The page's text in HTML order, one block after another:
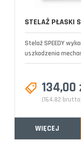
STELAŻ PŁASKI
Stelaż SPEEDY
uszkodzenia
134,00
(164,82
WIĘCEJ